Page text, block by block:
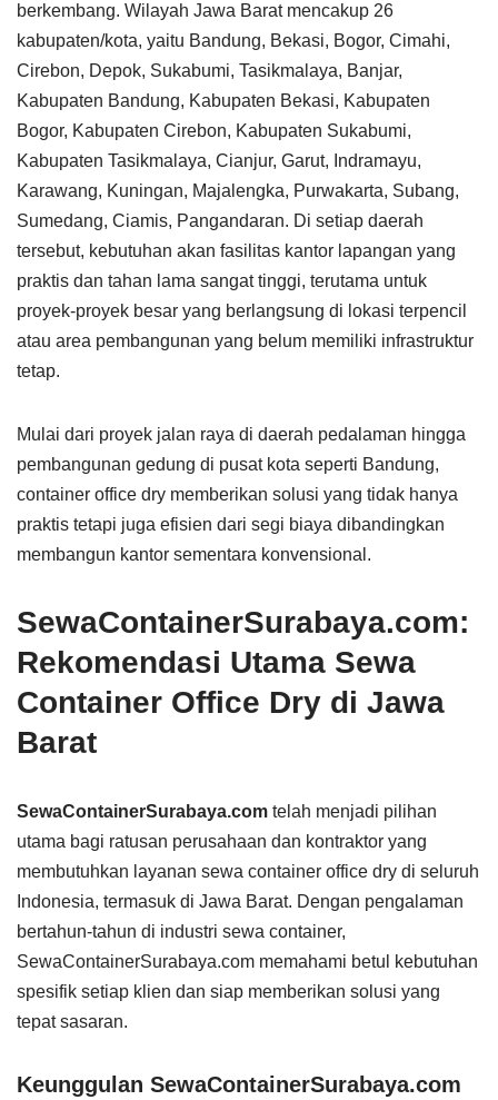
berkembang. Wilayah Jawa Barat mencakup 26
kabupaten/kota, yaitu Bandung, Bekasi, Bogor, Cimahi,
Cirebon, Depok, Sukabumi, Tasikmalaya, Banjar,
Kabupaten Bandung, Kabupaten Bekasi, Kabupaten
Bogor, Kabupaten Cirebon, Kabupaten Sukabumi,
Kabupaten Tasikmalaya, Cianjur, Garut, Indramayu,
Karawang, Kuningan, Majalengka, Purwakarta, Subang,
Sumedang, Ciamis, Pangandaran. Di setiap daerah
tersebut, kebutuhan akan fasilitas kantor lapangan yang
praktis dan tahan lama sangat tinggi, terutama untuk
proyek-proyek besar yang berlangsung di lokasi terpencil
atau area pembangunan yang belum memiliki infrastruktur
tetap.
Mulai dari proyek jalan raya di daerah pedalaman hingga
pembangunan gedung di pusat kota seperti Bandung,
container office dry memberikan solusi yang tidak hanya
praktis tetapi juga efisien dari segi biaya dibandingkan
membangun kantor sementara konvensional.
SewaContainerSurabaya.com:
Rekomendasi Utama Sewa
Container Office Dry di Jawa
Barat
SewaContainerSurabaya.com telah menjadi pilihan
utama bagi ratusan perusahaan dan kontraktor yang
membutuhkan layanan sewa container office dry di seluruh
Indonesia, termasuk di Jawa Barat. Dengan pengalaman
bertahun-tahun di industri sewa container,
SewaContainerSurabaya.com memahami betul kebutuhan
spesifik setiap klien dan siap memberikan solusi yang
tepat sasaran.
Keunggulan SewaContainerSurabaya.com